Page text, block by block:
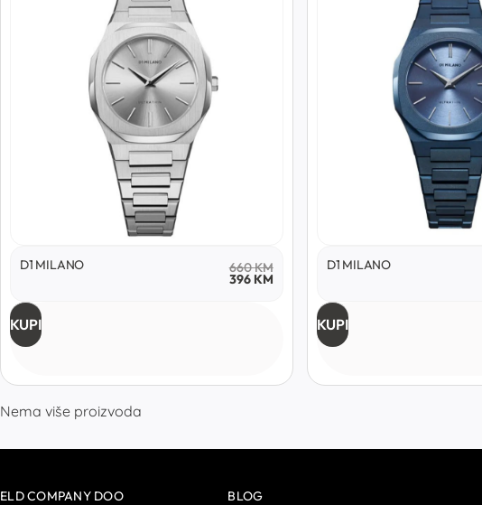
D1 MILANO 660KM
396 KM
KUPI
D1 MILANO
KUPI
Nema više proizvoda
ELD COMPANY DOO
BLOG